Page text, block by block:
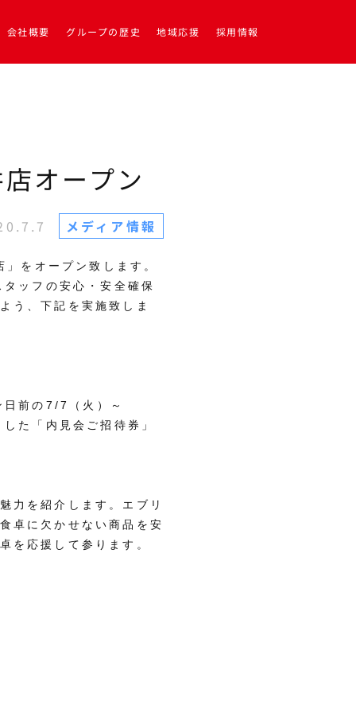
会社概要 グループの歴史 地域応援 採用情報
オープン
メディア情報
をオープン致します。
ッフの安心・安全確保
う、下記を実施致しま
前の7/7（火）～
た「内見会ご招待券」
力を紹介します。エブリ
卓に欠かせない商品を安
を応援して参ります。